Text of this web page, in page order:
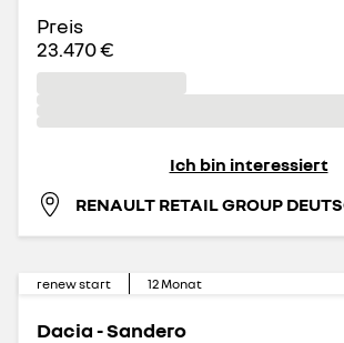
Preis
23.470 €
Ich bin interessiert
renew start 12Monat
Dacia - Sandero